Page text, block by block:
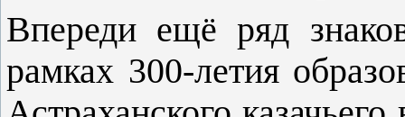
Впереди ещё ряд
рамках 300-летия